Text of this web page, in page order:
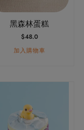
黑森林蛋糕
$48.0
加入購物車